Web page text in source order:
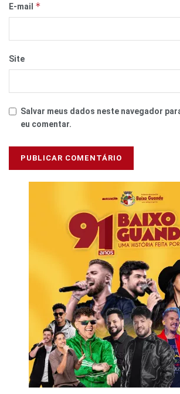
E-mail *
Site
Salvar meus dados neste navegador
eu comentar.